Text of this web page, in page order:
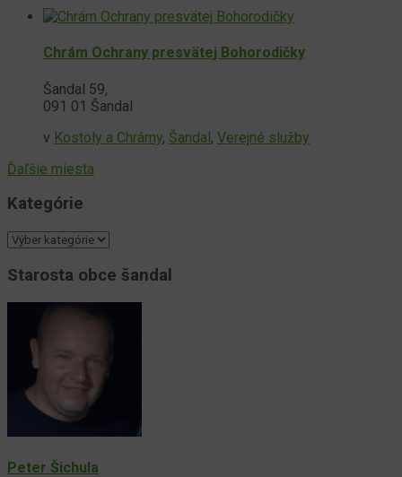
Chrám Ochrany presvätej Bohorodičky
Šandal 59,
091 01 Šandal
v Kostoly a Chrámy, Šandal, Verejné služby
Ďaľšie miesta
Kategórie
Kategórie
Starosta obce šandal
Peter Šichula